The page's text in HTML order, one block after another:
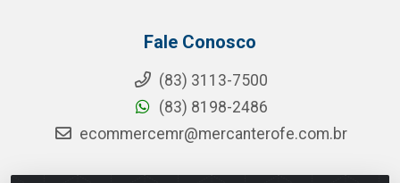
Fale Conosco
(83) 3113-7500
(83) 8198-2486
ecommercemr@mercanterofe.com.br